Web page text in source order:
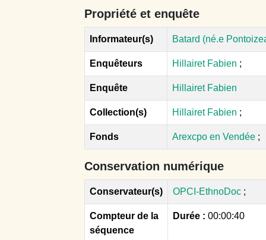
Propriété et enquête
Informateur(s) Batard (né.e
Enquêteurs Hillairet Fabien ;
Enquête Hillairet Fabien
Collection(s) Hillairet Fabien ;
Fonds Arexcpo en Vendée ;
Conservation numérique
Conservateur(s) OPCI-EthnoDoc ;
Compteur de la
séquence
Durée : 00:00:40